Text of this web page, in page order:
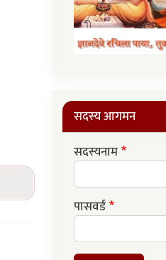
सदस्य आगमन
सदस्यनाम
पासवर्ड